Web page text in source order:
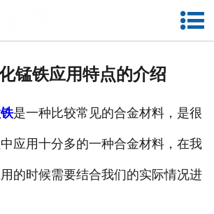
锰铁应用特点的介绍
是一种比较常见的合金材料，是很
应用十分多的一种合金材料，在我
的时候需要结合我们的实际情况进